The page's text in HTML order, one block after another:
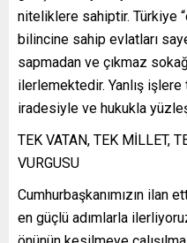
niteliklere sahiptir. Türkiye
bilincine sahip evlatları
sapmadan ve çıkmaz
ilerlemektedir. Yanlış
iradesiyle ve hukukla
TEK VATAN, TEK MİLLET,
VURGUSU
Cumhurbaşkanımızın ilan
en güçlü adımlarla